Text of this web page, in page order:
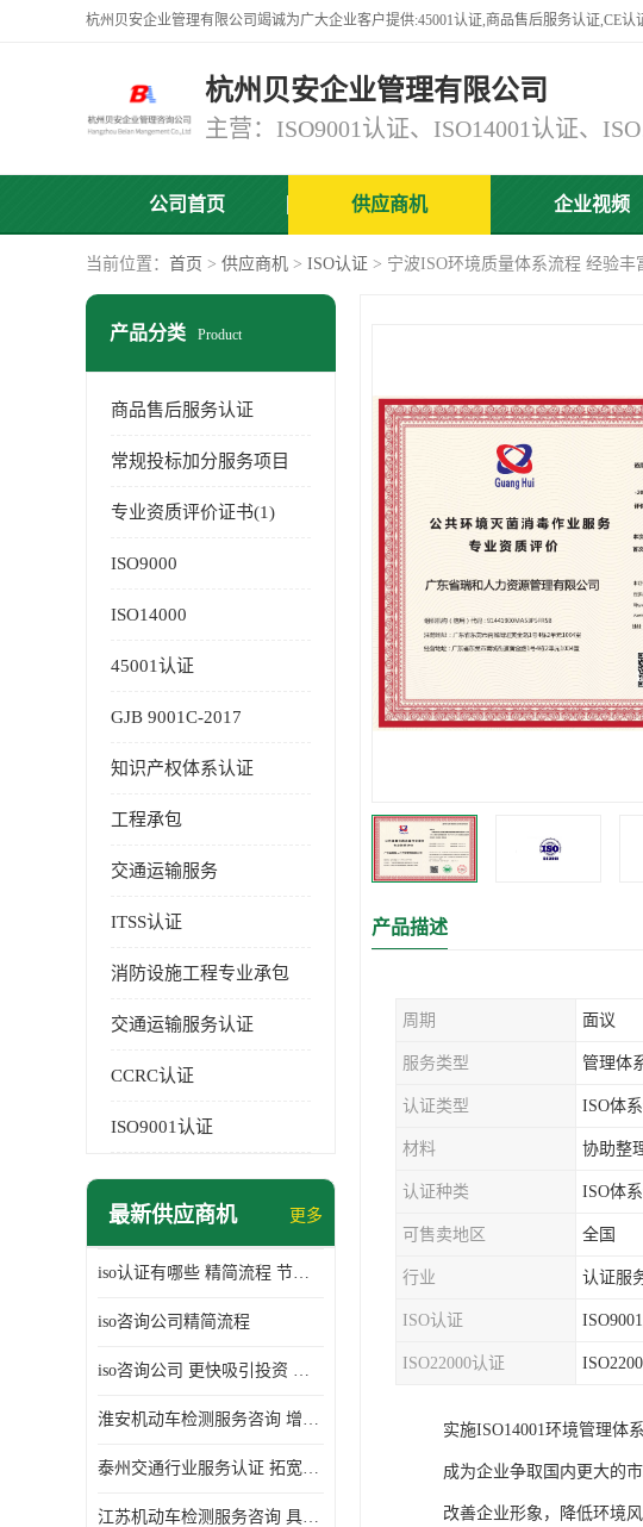
杭州贝安企业管理有限公司
公司首页 供应商机 企业视频
当前位置： 首页 > 供应商机 > ISO认证 > 宁波ISO环境质量体系流程 经验丰
产品分类 Product
商品售后服务认证
常规投标加分服务项目
专业资质评价证书(1)
ISO9000
ISO14000
45001认证
GJB 9001C-2017
知识产权体系认证
工程承包
交通运输服务
ITSS认证
消防设施工程专业承包
交通运输服务认证
CCRC认证
ISO9001认证
最新供应商机 更多
iso认证有哪些 精简流程 节省企业运营成本
iso咨询公司精简流程
iso咨询公司 更快吸引投资 节省企业运营成本
淮安机动车检测服务咨询 增加竞争力 可获得更多业务机会
泰州交通行业服务认证 拓宽可业务范围 提高客户对企业满意度
江苏机动车检测服务咨询 具有社会效益 是企业综合实力的体现
产品描述
周期 面议
服务类型 管理体
认证类型 ISO体
材料 协助整
认证种类 ISO体
可售卖地区 全国
行业 认证服
ISO认证
ISO22000认证
实施ISO14001环境管理体
成为企业争取国内更大的
改善企业形象，降低环境